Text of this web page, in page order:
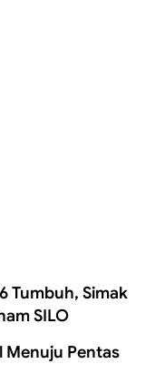
Tumbuh, Simak
SILO
Menuju Pentas